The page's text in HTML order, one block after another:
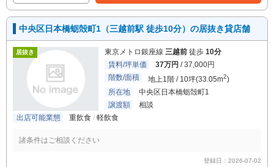
中央区日本橋蛎殻町1（三越前駅 徒歩10分）の居抜き貸店舗
居抜き 東京メトロ銀座線 三越前 徒歩 10分
賃料/坪単価
37万円 / 37,000円
階数/面積
地上1階 / 10坪(33.05m2)
所在地
中央区日本橋蛎殻町1
譲渡額
相談
出店可能業態
重飲食 軽飲食
諸条件はご相談ください
登録日：2026-07-02